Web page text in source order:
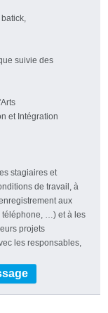
suivie des
et Intégration
stagiaires et
de travail, à
aux
téléphone, …) et à les
projets
les responsables,